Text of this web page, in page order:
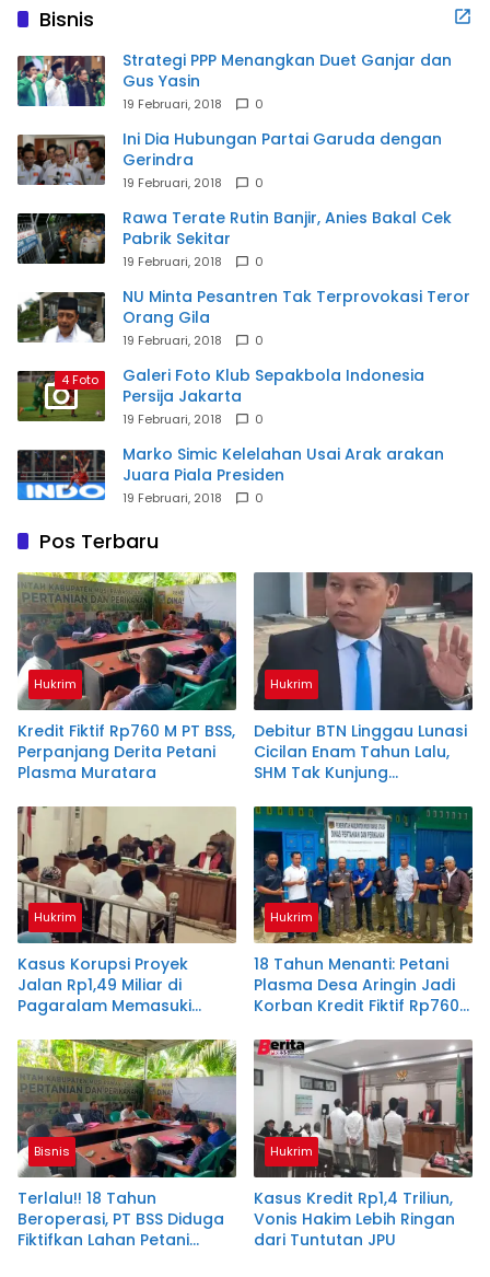
Bisnis
Strategi PPP Menangkan Duet Ganjar dan
Gus Yasin
19 Februari, 2018 0
Ini Dia Hubungan Partai Garuda dengan
Gerindra
19 Februari, 2018 0
Rawa Terate Rutin Banjir, Anies Bakal Cek
Pabrik Sekitar
19 Februari, 2018 0
NU Minta Pesantren Tak Terprovokasi Teror
Orang Gila
19 Februari, 2018 0
4 Foto
Galeri Foto Klub Sepakbola Indonesia
Persija Jakarta
19 Februari, 2018 0
Marko Simic Kelelahan Usai Arak arakan
Juara Piala Presiden
19 Februari, 2018 0
Pos Terbaru
Hukrim
Kredit Fiktif Rp760 M PT BSS,
Perpanjang Derita Petani
Plasma Muratara
Hukrim
Debitur BTN Linggau Lunasi
Cicilan Enam Tahun Lalu,
SHM Tak Kunjung
Hukrim
Kasus Korupsi Proyek
Jalan Rp1,49 Miliar di
Pagaralam Memasuki
Terdakwa Dituntut 2,5
Tahun Penjara
Hukrim
18 Tahun Menanti: Petani
Plasma Desa Aringin Jadi
Korban Kredit Fiktif Rp760
Bisnis
Terlalu!! 18 Tahun
Beroperasi, PT BSS Diduga
Fiktifkan Lahan Petani
Hukrim
Kasus Kredit Rp1,4 Triliun,
Vonis Hakim Lebih Ringan
dari Tuntutan JPU